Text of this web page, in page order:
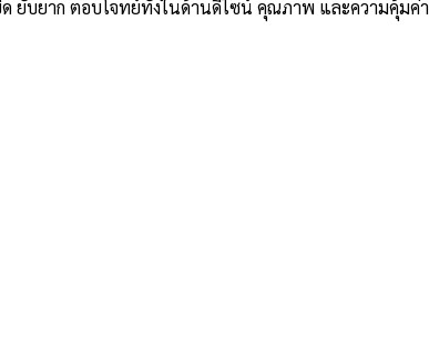
ยับยาก ตอบโจทย์ทั้งในด้านดีไซน์ คุณภาพ และความคุ้มค่า